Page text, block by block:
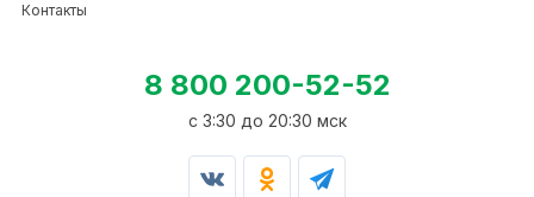
Контакты
8 800 200-52-52
c 3:30 до 20:30 мск